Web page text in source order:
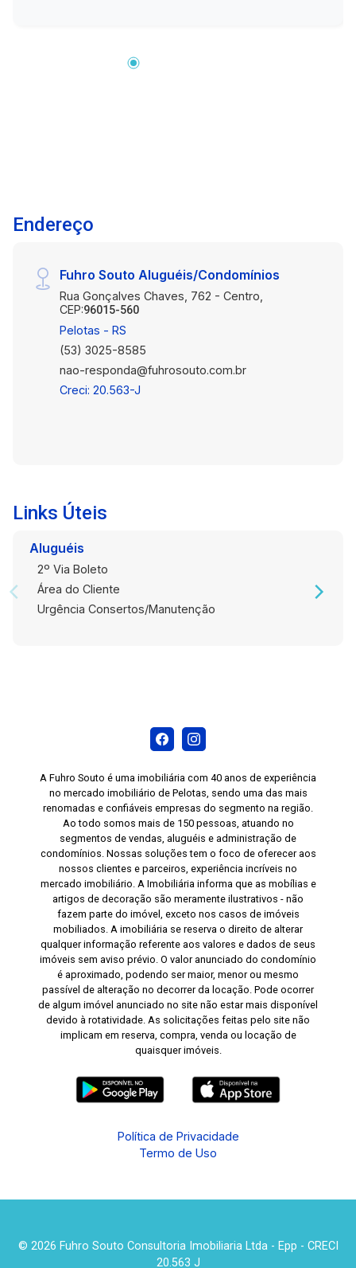
Endereço
Fuhro Souto Aluguéis/Condomínios
Rua Gonçalves Chaves, 762 - Centro,
CEP:96015-560
Pelotas - RS
(53) 3025-8585
nao-responda@fuhrosouto.com.br
Creci: 20.563-J
Links Úteis
Aluguéis
2º Via Boleto
Área do Cliente
Urgência Consertos/Manutenção
A Fuhro Souto é uma imobiliária com 40 anos de experiência
no mercado imobiliário de Pelotas, sendo uma das mais
renomadas e confiáveis empresas do segmento na região.
Ao todo somos mais de 150 pessoas, atuando no
segmentos de vendas, aluguéis e administração de
condomínios. Nossas soluções tem o foco de oferecer aos
nossos clientes e parceiros, experiência incríveis no
mercado imobiliário. A Imobiliária informa que as mobílias e
artigos de decoração são meramente ilustrativos - não
fazem parte do imóvel, exceto nos casos de imóveis
mobiliados. A imobiliária se reserva o direito de alterar
qualquer informação referente aos valores e dados de seus
imóveis sem aviso prévio. O valor anunciado do condomínio
é aproximado, podendo ser maior, menor ou mesmo
passível de alteração no decorrer da locação. Pode ocorrer
de algum imóvel anunciado no site não estar mais disponível
devido à rotatividade. As solicitações feitas pelo site não
implicam em reserva, compra, venda ou locação de
quaisquer imóveis.
Política de Privacidade
Termo de Uso
© 2026 Fuhro Souto Consultoria Imobiliaria Ltda - Epp - CRECI
20.563 J